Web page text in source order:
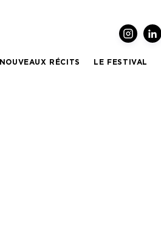
RÉCITS LE FESTIVAL